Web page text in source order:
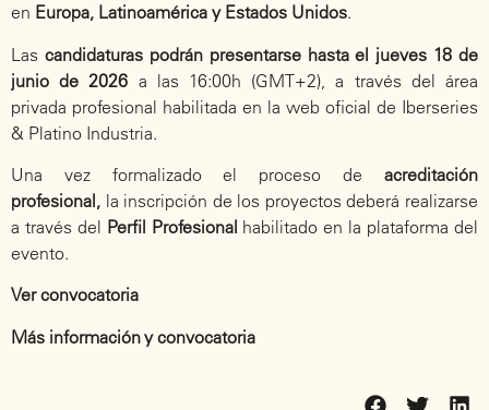
en Europa, Latinoamérica y Estados Unidos.
Las candidaturas podrán presentarse hasta el jueves 18 de
junio de 2026 a las 16:00h (GMT+2), a través del área
privada profesional habilitada en la web oficial de Iberseries
& Platino Industria.
Una vez formalizado el proceso de acreditación
profesional, la inscripción de los proyectos deberá realizarse
a través del Perfil Profesional habilitado en la plataforma del
evento.
Ver convocatoria
Más información y convocatoria